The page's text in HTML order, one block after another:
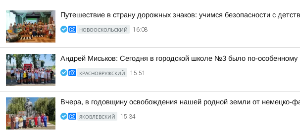
Путешествие в страну дорожных знаков: учимся безопасности с
НОВООСКОЛЬСКИЙ 16:08
Андрей Миськов: Сегодня в городской школе №3 было по-
КРАСНОЯРУЖСКИЙ 15:51
Вчера, в годовщину освобождения нашей родной земли от немецко-
ЯКОВЛЕВСКИЙ 15:34